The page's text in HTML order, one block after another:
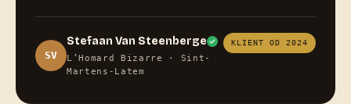
SV
Stefaan Van Steenberge
L’Homard Bizarre · Sint-
Martens-Latem
KLIENT OD 2024